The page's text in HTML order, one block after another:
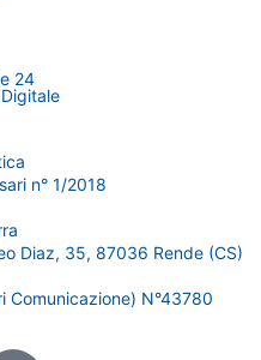
24
n° 1/2018
Diaz, 35, 87036 Rende (CS)
Comunicazione) N°43780